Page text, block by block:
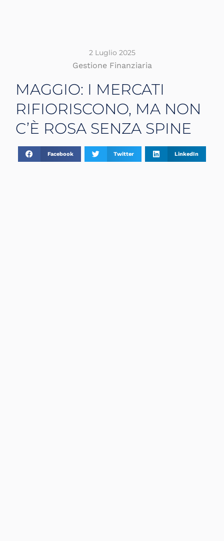
2 Luglio 2025
Gestione Finanziaria
MAGGIO: I MERCATI
RIFIORISCONO, MA NON
C’È ROSA SENZA SPINE
Facebook Twitter LinkedIn